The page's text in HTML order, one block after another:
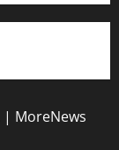
| MoreNews